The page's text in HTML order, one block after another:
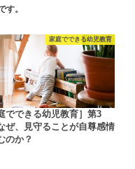
す。
家庭でできる幼児教育
でできる幼児教育］第3
ぜ、見守ることが自尊感情
のか？